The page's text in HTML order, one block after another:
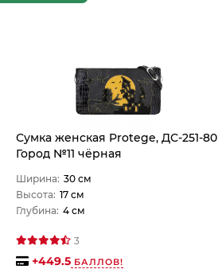
Сумка женская Protege, ДС-251-80
Город №11 чёрная
Ширина: 30 см
Высота: 17 см
Глубина: 4 см
3
+449.5 БАЛЛОВ!